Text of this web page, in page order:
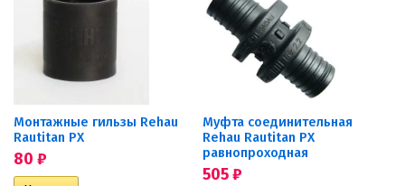
Монтажные гильзы Rehau
Rautitan PX
80 ₽
Муфта соединительная
Rehau Rautitan PX
равнопроходная
505₽